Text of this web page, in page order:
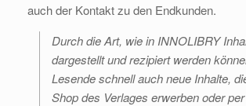
auch der Kontakt zu den Endkunden.
Durch die Art, wie in INNOLIBRY
dargestellt und rezipiert werden
Lesende schnell auch neue Inhalte,
Shop des Verlages erwerben oder